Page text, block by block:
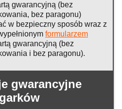
gwarancyjną (bez
bez paragonu)
w bezpieczny sposób wraz z
formularzem
gwarancyjną (bez
i bez paragonu).
gwarancyjne